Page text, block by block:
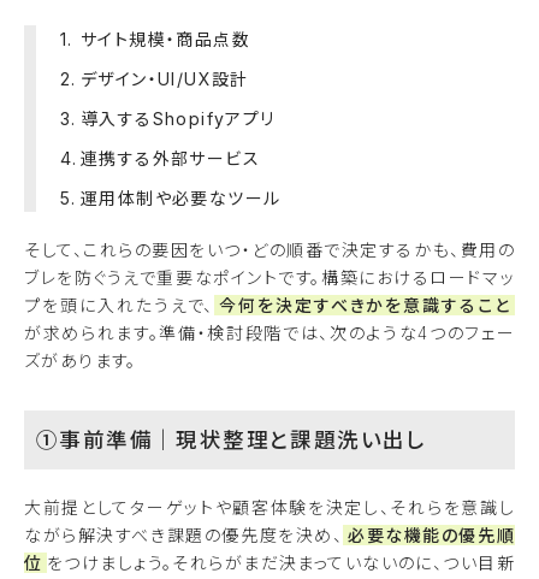
サイト規模・商品点数
デザイン・UI/UX設計
導入するShopifyアプリ
連携する外部サービス
運用体制や必要なツール
そして、これらの要因をいつ・どの順番で決定するかも、費用の
ブレを防ぐうえで重要なポイントです。構築におけるロードマッ
プを頭に入れたうえで、 今何を決定すべきかを意識すること
が求められます。準備・検討段階では、次のような4つのフェー
ズがあります。
①事前準備｜現状整理と課題洗い出し
大前提としてターゲットや顧客体験を決定し、それらを意識し
ながら解決すべき課題の優先度を決め、 必要な機能の優先順
位 をつけましょう。それらがまだ決まっていないのに、つい目新